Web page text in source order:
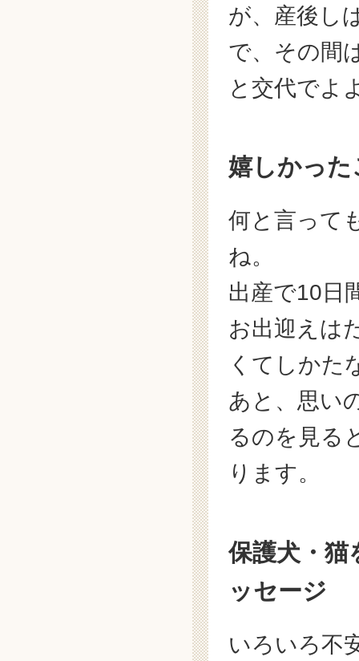
が、産後し
で、その間
と交代でよ
嬉しかった
何と言って
ね。
出産で10日
お出迎えは
くてしかた
あと、思い
るのを見る
ります。
保護犬・猫
ッセージ
いろいろ不